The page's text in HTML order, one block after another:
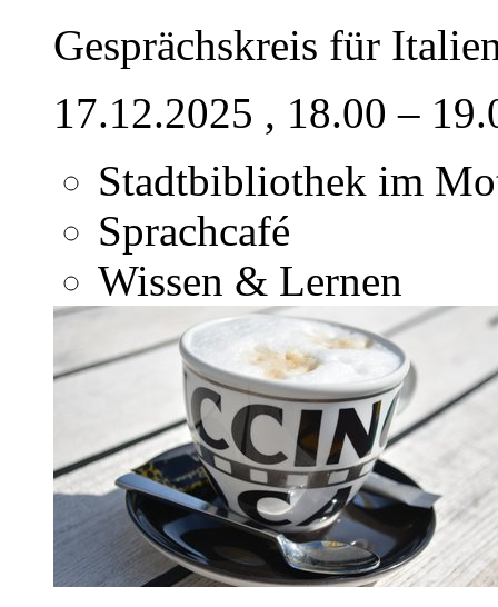
Gesprächskreis für
17.12.2025 , 18.00 –
Stadtbibliothek im
Sprachcafé
Wissen & Lernen